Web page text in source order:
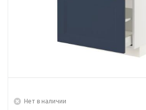
Нет в наличии